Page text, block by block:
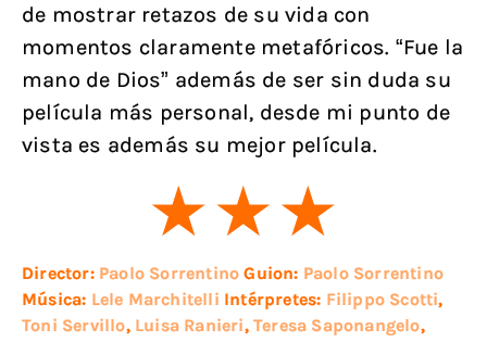
de mostrar retazos de su vida con
momentos claramente metafóricos. “Fue la
mano de Dios” además de ser sin duda su
película más personal, desde mi punto de
vista es además su mejor película.
Director: Paolo Sorrentino Guion: Paolo Sorrentino
Música: Lele Marchitelli Intérpretes: Filippo Scotti,
Toni Servillo, Luisa Ranieri,Teresa Saponangelo,